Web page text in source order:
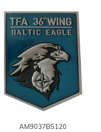
AM9037B5120